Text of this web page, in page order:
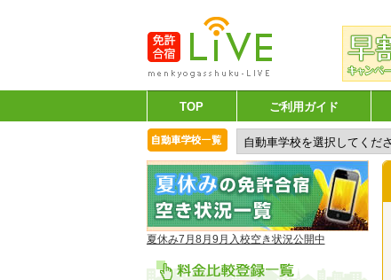
TOP ご利用ガイド
夏休み7月8月9月入校空き状況公開中